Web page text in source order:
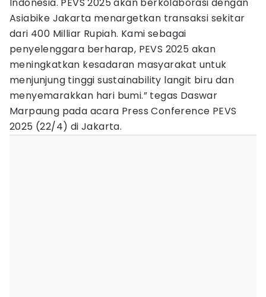
Asiabike Jakarta menargetkan transaksi sekitar
dari 400 Milliar Rupiah. Kami sebagai
penyelenggara berharap, PEVS 2025 akan
meningkatkan kesadaran masyarakat untuk
menjunjung tinggi sustainability langit biru dan
menyemarakkan hari bumi.” tegas Daswar
Marpaung pada acara Press Conference PEVS
2025 (22/4) di Jakarta.